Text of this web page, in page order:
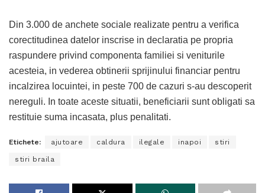
Din 3.000 de anchete sociale realizate pentru a verifica
corectitudinea datelor inscrise in declaratia pe propria
raspundere privind componenta familiei si veniturile
acesteia, in vederea obtinerii sprijinului financiar pentru
incalzirea locuintei, in peste 700 de cazuri s-au descoperit
nereguli. In toate aceste situatii, beneficiarii sunt obligati sa
restituie suma incasata, plus penalitati.
Etichete: ajutoare caldura ilegale inapoi stiri
stiri braila